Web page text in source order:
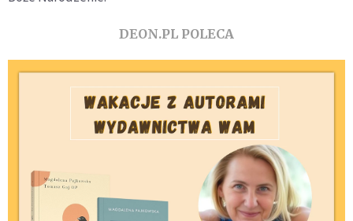
DEON.PL POLECA